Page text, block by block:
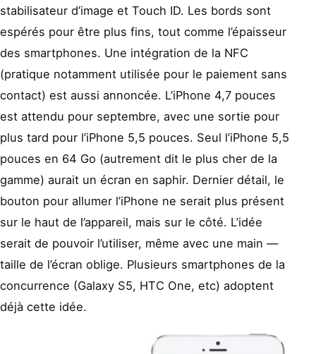
stabilisateur d’image et Touch ID. Les bords sont
espérés pour être plus fins, tout comme l’épaisseur
des smartphones. Une intégration de la NFC
(pratique notamment utilisée pour le paiement sans
contact) est aussi annoncée. L’iPhone 4,7 pouces
est attendu pour septembre, avec une sortie pour
plus tard pour l’iPhone 5,5 pouces. Seul l’iPhone 5,5
pouces en 64 Go (autrement dit le plus cher de la
gamme) aurait un écran en saphir. Dernier détail, le
bouton pour allumer l’iPhone ne serait plus présent
sur le haut de l’appareil, mais sur le côté. L’idée
serait de pouvoir l’utiliser, même avec une main —
taille de l’écran oblige. Plusieurs smartphones de la
concurrence (Galaxy S5, HTC One, etc) adoptent
déjà cette idée.